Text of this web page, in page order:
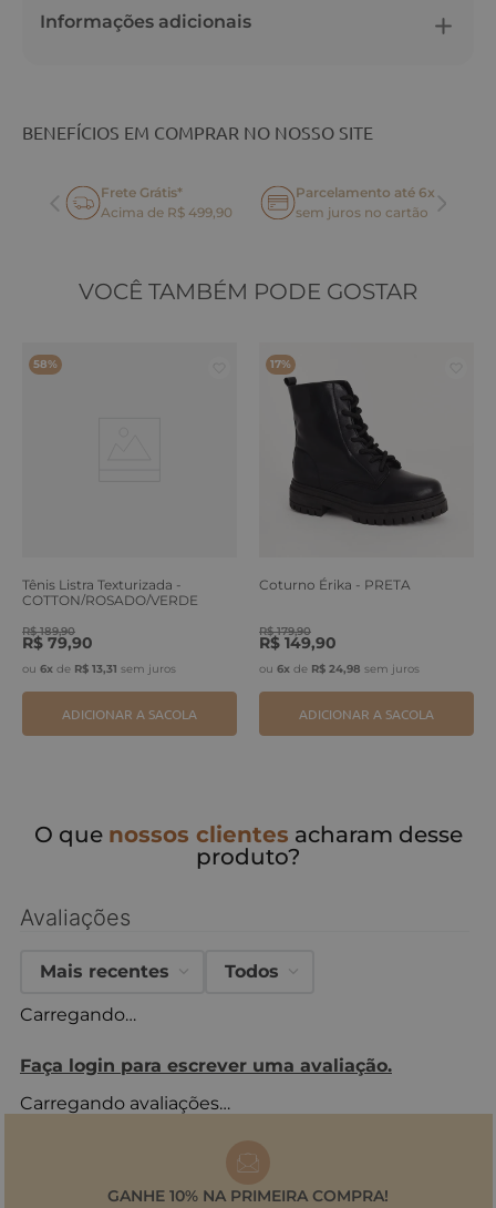
Informações adicionais
BENEFÍCIOS EM COMPRAR NO NOSSO SITE
Frete Grátis*
Acima de R$ 499,90
Parcelamento até 6x
sem juros no cartão
VOCÊ TAMBÉM PODE GOSTAR
58%
Tênis Listra Texturizada -
COTTON/ROSADO/VERDE
R$ 189,90
R$ 79,90
ou 6x de R$ 13,31 sem juros
ADICIONAR A SACOLA
17%
Coturno Érika - PRETA
R$ 179,90
R$ 149,90
ou 6x de R$ 24,98 sem juros
ADICIONAR A SACOLA
O que nossos clientes acharam desse
produto?
Avaliações
Carregando…
Faça login para escrever uma avaliação.
Mais recentes Todos
Carregando avaliações…
GANHE 10% NA PRIMEIRA COMPRA!